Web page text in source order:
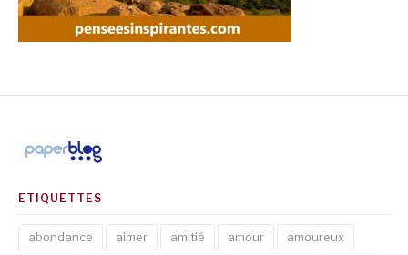
ETIQUETTES
abondance aimer amitié amour amoureux